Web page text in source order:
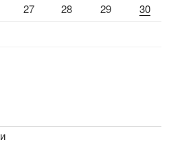
27 28 29
30